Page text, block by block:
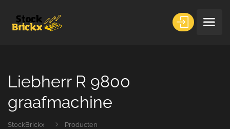
Liebherr R 9800
graafmachine
StockBrickx
Producten